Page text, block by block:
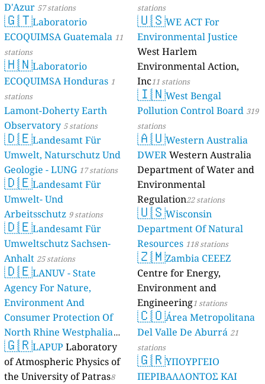
D'Azur 57 stations
🇬🇹Laboratorio
ECOQUIMSA Guatemala 11
stations
🇭🇳Laboratorio
ECOQUIMSA Honduras 1
stations
Lamont-Doherty Earth
Observatory 5 stations
🇩🇪Landesamt Für
Umwelt, Naturschutz Und
Geologie - LUNG 17 stations
🇩🇪Landesamt Für
Umwelt- Und
Arbeitsschutz 9 stations
🇩🇪Landesamt Für
Umweltschutz Sachsen-
Anhalt 25 stations
🇩🇪LANUV - State
Agency For Nature,
Environment And
Consumer Protection Of
North Rhine Westphalia
(Landesamt Für Natur,
Umwelt Und
Verbraucherschutz NRW)
🇬🇷LAPUP Laboratory
of Atmospheric Physics of
the University of Patras8
stations
🇺🇸WE ACT For
Environmental Justice
West Harlem
Environmental Action,
Inc11 stations
🇮🇳West Bengal
Pollution Control Board 319
stations
🇦🇺Western Australia
DWERWestern Australia
Department of Water and
Environmental
Regulation22 stations
🇺🇸Wisconsin
Department Of Natural
Resources 118 stations
🇿🇲Zambia CEEEZ
Centre for Energy,
Environment and
Engineering1 stations
🇨🇴Área Metropolitana
Del Valle De Aburrá 21
stations
🇬🇷ΥΠΟΥΡΓΕΙΟ
ΠΕΡΙΒΑΛΛΟΝΤΟΣ ΚΑΙ